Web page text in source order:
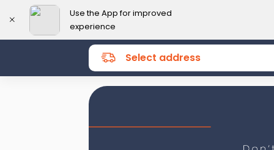
Use the App for improved
experience
Select address